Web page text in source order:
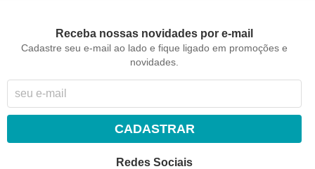
Receba nossas novidades por e-mail
Cadastre seu e-mail ao lado e fique ligado em promoções e
novidades.
CADASTRAR
Redes Sociais